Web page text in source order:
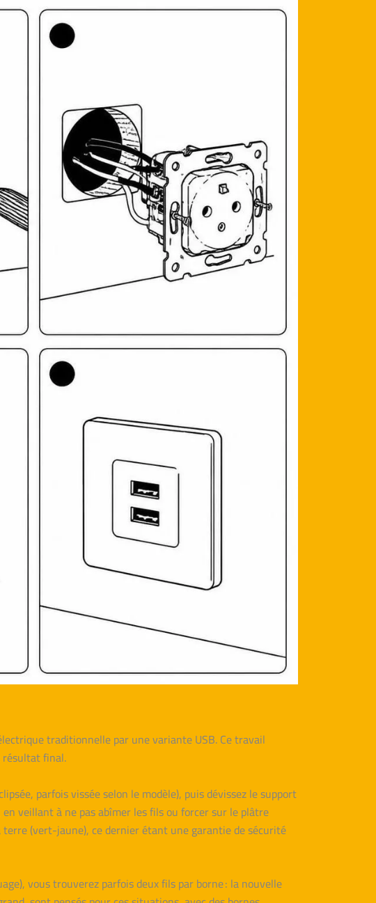
traditionnelle par une variante USB. Ce travail
résultat final.
parfois vissée selon le modèle), puis dévissez le support
veillant à ne pas abîmer les fils ou forcer sur le plâtre
(vert-jaune), ce dernier étant une garantie de sécurité
vous trouverez parfois deux fils par borne : la nouvelle